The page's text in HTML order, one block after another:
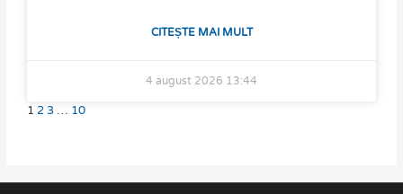
CITEȘTE MAI MULT
4 august 2026 13:44
1 2 3 … 10